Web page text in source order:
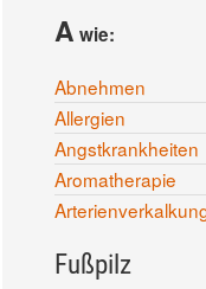
A wie:
Abnehmen
Allergien
Angstkrankheiten
Aromatherapie
Fußpilz